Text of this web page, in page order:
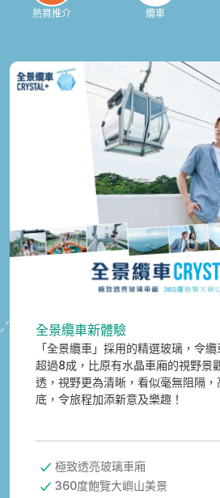
熱買推介 纜車
全景纜車新體驗
「全景纜車」採用的精選玻璃，令
超過8成，比原有水晶車廂的視野景
透，視野更為清晰，看似毫無阻隔
底，令旅程加添新意及樂趣！
極致透亮玻璃車廂
360度飽覽大嶼山美景